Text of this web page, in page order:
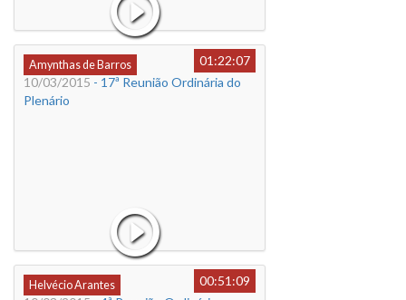
Amynthas de Barros
01:22:07
10/03/2015 - 17ª Reunião Ordinária do
Plenário
Helvécio Arantes
00:51:09